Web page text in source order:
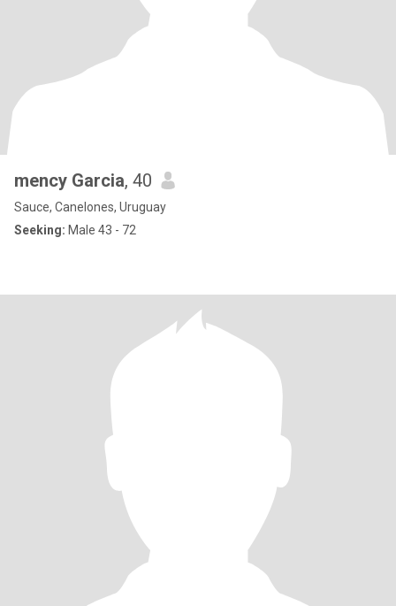
mency Garcia, 40
Sauce, Canelones, Uruguay
Seeking: Male 43 - 72